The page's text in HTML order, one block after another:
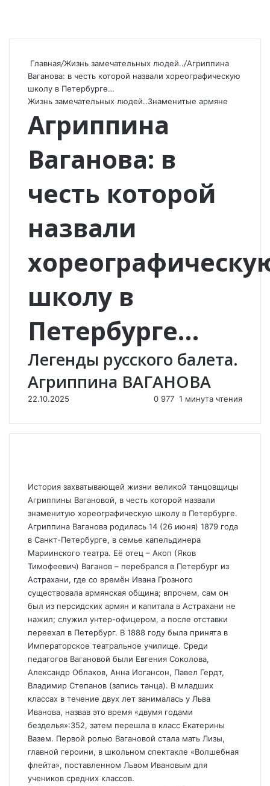
Главная/Жизнь замечательных людей../Агриппина
Ваганова: в честь которой назвали хореографическую
школу в Петербурге…
Жизнь замечательных людей..Знаменитые армяне
Агриппина
Ваганова: в
честь которой
назвали
школу в
Петербурге…
Легенды русского балета.
Агриппина ВАГАНОВА
22.10.2025 0 977 1 минута чтения
История захватывающей жизни великой танцовщицы
Агриппины Вагановой, в честь которой назвали
знаменитую хореографическую школу в Петербурге.
Агриппина Ваганова родилась 14 (26 июня) 1879 года
в Санкт-Петербурге, в семье капельдинера
Мариинского театра. Её отец – Акоп (Яков
Тимофеевич) Ваганов – перебрался в Петербург из
Астрахани, где со времён Ивана Грозного
существовала армянская община; впрочем, сам он
был из персидских армян и капитала в Астрахани не
нажил; служил унтер-офицером, а после отставки
переехал в Петербург. В 1888 году была принята в
Императорское театральное училище. Среди
педагогов Вагановой были Евгения Соколова,
Александр Облаков, Анна Иогансон, Павел Гердт,
Владимир Степанов (запись танца). В младших
классах в течение двух лет занималась у Льва
Иванова, назвав это время «двумя годами
безделья»:352, затем перешла в класс Екатерины
Вазем. Первой ролью Вагановой стала мать Лизы,
главной героини, в школьном спектакле «Волшебная
флейта», поставленном Львом Ивановым для
учеников средних классов.